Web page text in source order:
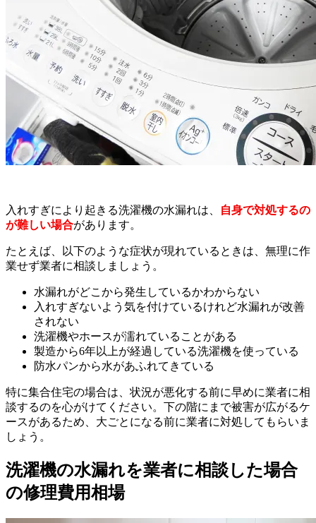
入れすぎにより起きる洗濯機の水漏れは、
自身で対処するの
が難しい場合があります。
たとえば、以下のような症状が現れているときは、無理に作
業せず業者に相談しましょう。
水漏れがどこから発生しているかわからない
入れすぎないよう気を付けているけれど水漏れが改善
されない
洗濯機やホースが濡れていることがある
製造から6年以上が経過している洗濯機を使っている
防水パンから水があふれてきている
特に集合住宅の場合は、状況が悪化する前に早めに業者に相
談するのを心がけてください。下の階にまで被害が広がるケ
ースがあるため、大ごとになる前に業者に対処してもらいま
しょう。
洗濯機の水漏れを業者に相談した場合
の修理費用相場